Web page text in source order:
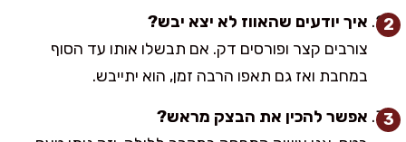
איך יודעים שהאווז לא יצא יבש?
צורבים קצר ופורסים דק. אם תבשלו אותו עד הסוף
במחבת ואז גם תאפו הרבה זמן, הוא יתייבש.
אפשר להכין את הבצק מראש?